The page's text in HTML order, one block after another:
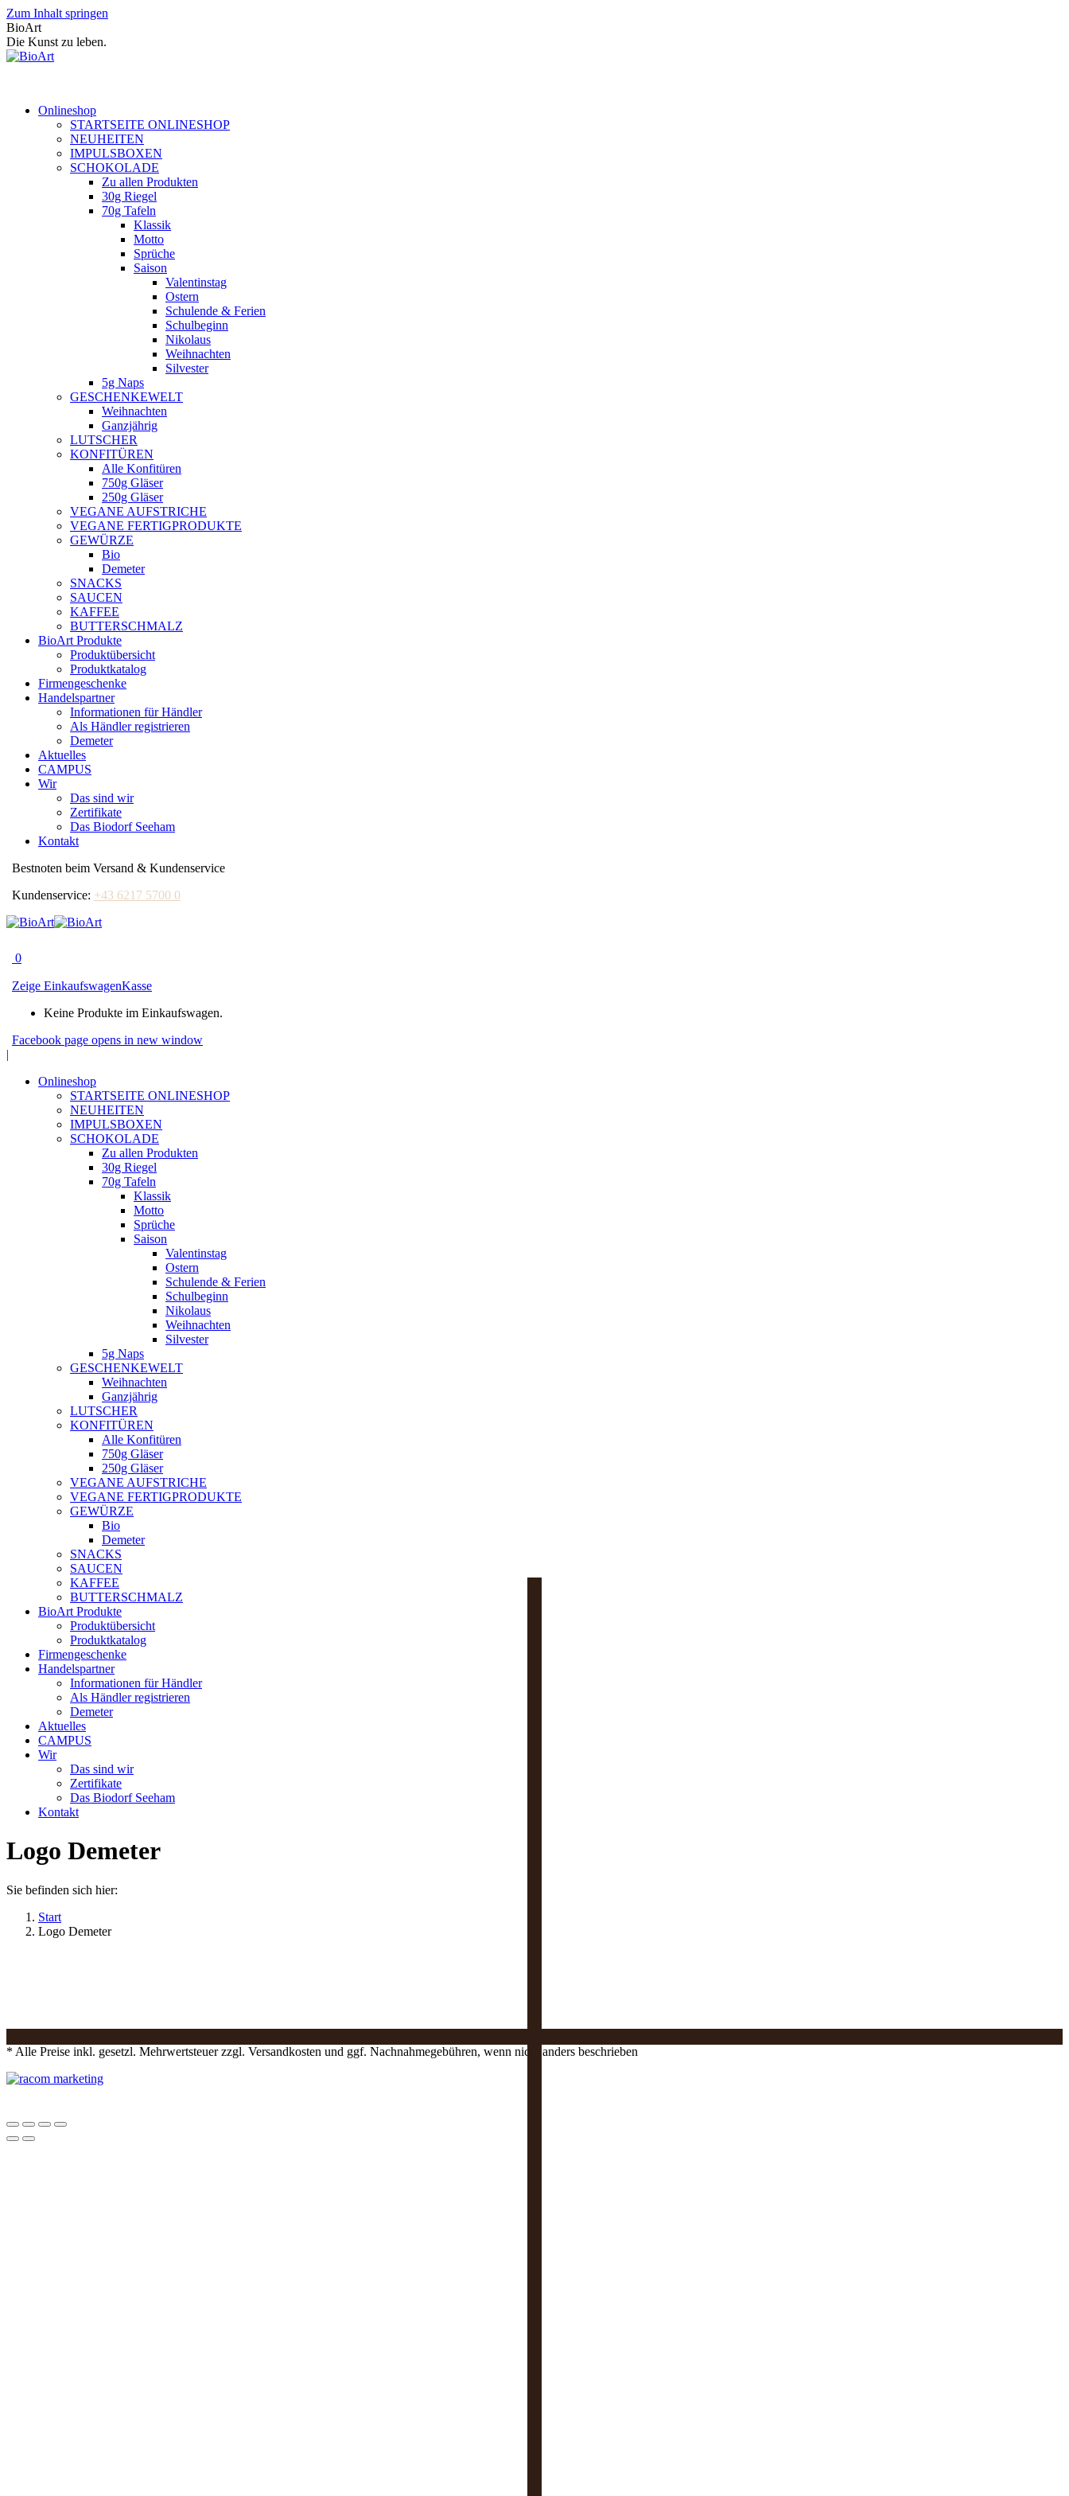
Zum Inhalt springen
BioArt
Die Kunst zu leben.
Onlineshop
STARTSEITE ONLINESHOP
NEUHEITEN
IMPULSBOXEN
SCHOKOLADE
Zu allen Produkten
30g Riegel
70g Tafeln
Klassik
Motto
Sprüche
Saison
Valentinstag
Ostern
Schulende & Ferien
Schulbeginn
Nikolaus
Weihnachten
Silvester
5g Naps
GESCHENKEWELT
Weihnachten
Ganzjährig
LUTSCHER
KONFITÜREN
Alle Konfitüren
750g Gläser
250g Gläser
VEGANE AUFSTRICHE
VEGANE FERTIGPRODUKTE
GEWÜRZE
Bio
Demeter
SNACKS
SAUCEN
KAFFEE
BUTTERSCHMALZ
BioArt Produkte
Produktübersicht
Produktkatalog
Firmengeschenke
Handelspartner
Informationen für Händler
Als Händler registrieren
Demeter
Aktuelles
CAMPUS
Wir
Das sind wir
Zertifikate
Das Biodorf Seeham
Kontakt
Bestnoten beim Versand & Kundenservice
Kundenservice: +43 6217 5700 0
0
Zeige EinkaufswagenKasse
Keine Produkte im Einkaufswagen.
Facebook page opens in new window
|
Onlineshop
STARTSEITE ONLINESHOP
NEUHEITEN
IMPULSBOXEN
SCHOKOLADE
Zu allen Produkten
30g Riegel
70g Tafeln
Klassik
Motto
Sprüche
Saison
Valentinstag
Ostern
Schulende & Ferien
Schulbeginn
Nikolaus
Weihnachten
Silvester
5g Naps
GESCHENKEWELT
Weihnachten
Ganzjährig
LUTSCHER
KONFITÜREN
Alle Konfitüren
750g Gläser
250g Gläser
VEGANE AUFSTRICHE
VEGANE FERTIGPRODUKTE
GEWÜRZE
Bio
Demeter
SNACKS
SAUCEN
KAFFEE
BUTTERSCHMALZ
BioArt Produkte
Produktübersicht
Produktkatalog
Firmengeschenke
Handelspartner
Informationen für Händler
Als Händler registrieren
Demeter
Aktuelles
CAMPUS
Wir
Das sind wir
Zertifikate
Das Biodorf Seeham
Kontakt
Logo Demeter
Sie befinden sich hier:
Start
Logo Demeter
* Alle Preise inkl. gesetzl. Mehrwertsteuer zzgl. Versandkosten und ggf. Nachnahmegebühren, wenn nicht anders beschrieben